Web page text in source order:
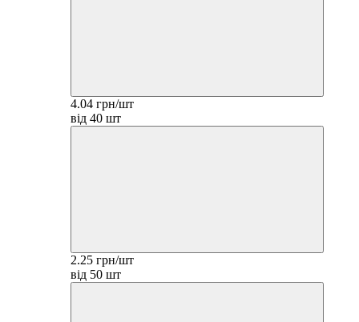
4.04 грн/шт
від 40 шт
2.25 грн/шт
від 50 шт